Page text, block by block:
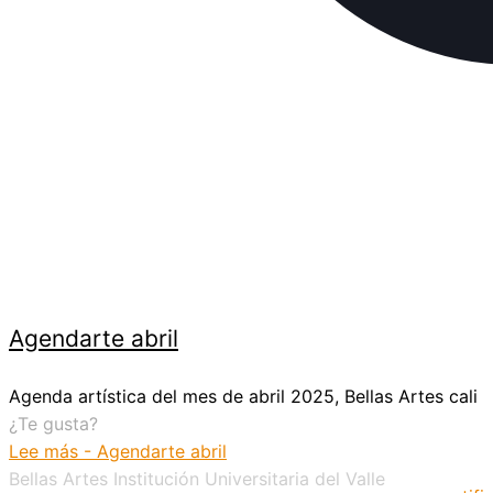
Agendarte abril
Agenda artística del mes de abril 2025, Bellas Artes cali
¿Te gusta?
Lee más - Agendarte abril
Bellas Artes Institución Universitaria del Valle